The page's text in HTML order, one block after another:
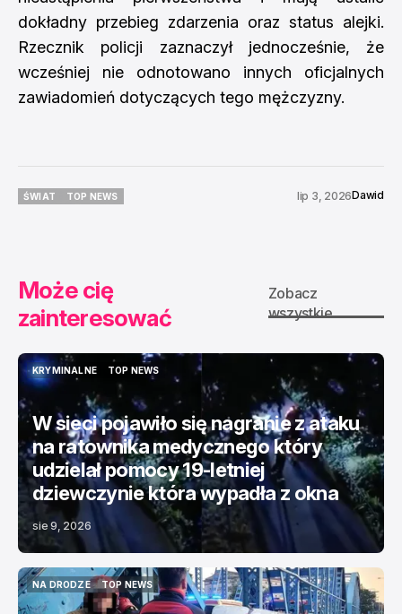
dokładny przebieg zdarzenia oraz status alejki.
Rzecznik policji zaznaczył jednocześnie, że
wcześniej nie odnotowano innych oficjalnych
zawiadomień dotyczących tego mężczyzny.
ŚWIAT
TOP NEWS
lip 3, 2026Dawid
Może cię
zainteresować
Zobacz
wszystkie
KRYMINALNE
KRYMINALNE
TOP NEWS
TOP NEWS
W sieci pojawiło się nagranie z ataku
na ratownika medycznego który
udzielał pomocy 19-letniej
dziewczynie która wypadła z okna
sie 9, 2026
NA DRODZE
NA DRODZE
TOP NEWS
TOP NEWS